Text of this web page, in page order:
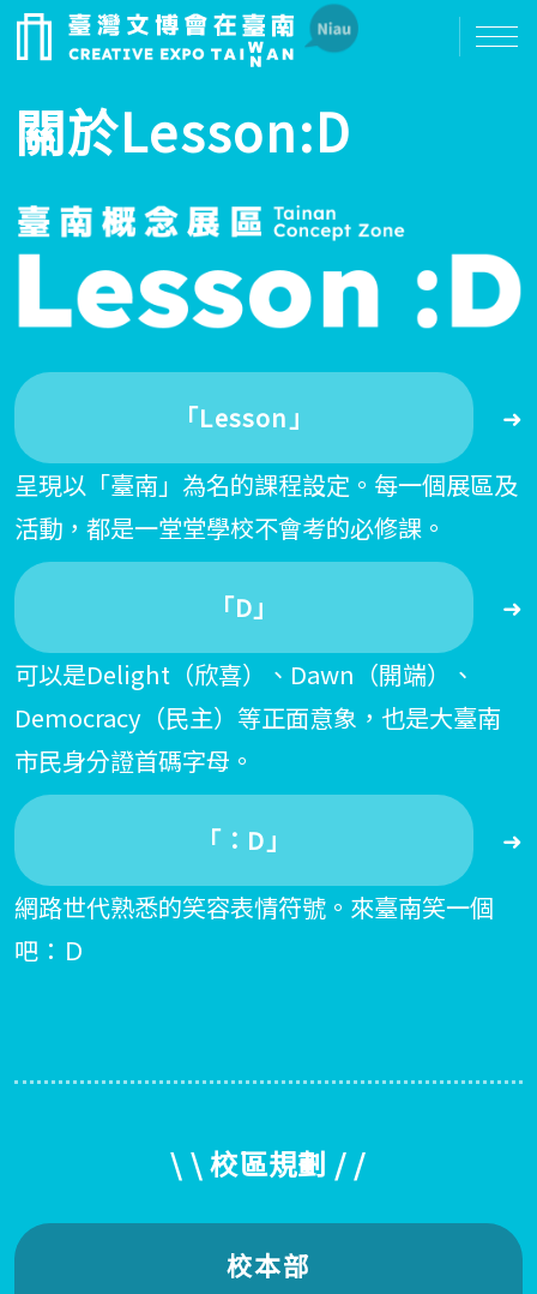
關於Lesson:D
「Lesson」
➜
呈現以「臺南」為名的課程設定。每一個展區及
活動，都是一堂堂學校不會考的必修課。
「D」
➜
可以是Delight（欣喜）、Dawn（開端）、
Democracy（民主）等正面意象，也是大臺南
市民身分證首碼字母。
「：D」
➜
網路世代熟悉的笑容表情符號。來臺南笑一個
吧：Ｄ
\ \ 校區規劃 / /
校本部